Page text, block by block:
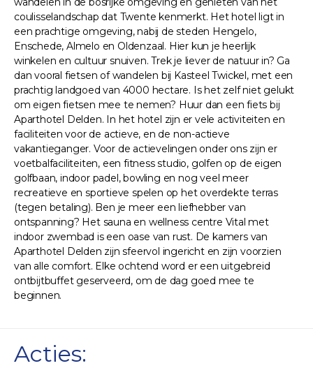
coulisselandschap dat Twente kenmerkt. Het hotel ligt in
een prachtige omgeving, nabij de steden Hengelo,
Enschede, Almelo en Oldenzaal. Hier kun je heerlijk
winkelen en cultuur snuiven. Trek je liever de natuur in? Ga
dan vooral fietsen of wandelen bij Kasteel Twickel, met een
prachtig landgoed van 4000 hectare. Is het zelf niet gelukt
om eigen fietsen mee te nemen? Huur dan een fiets bij
Aparthotel Delden. In het hotel zijn er vele activiteiten en
faciliteiten voor de actieve, en de non-actieve
vakantieganger. Voor de actievelingen onder ons zijn er
voetbalfaciliteiten, een fitness studio, golfen op de eigen
golfbaan, indoor padel, bowling en nog veel meer
recreatieve en sportieve spelen op het overdekte terras
(tegen betaling). Ben je meer een liefhebber van
ontspanning? Het sauna en wellness centre Vital met
indoor zwembad is een oase van rust. De kamers van
Aparthotel Delden zijn sfeervol ingericht en zijn voorzien
van alle comfort. Elke ochtend word er een uitgebreid
ontbijtbuffet geserveerd, om de dag goed mee te
beginnen.
Acties: